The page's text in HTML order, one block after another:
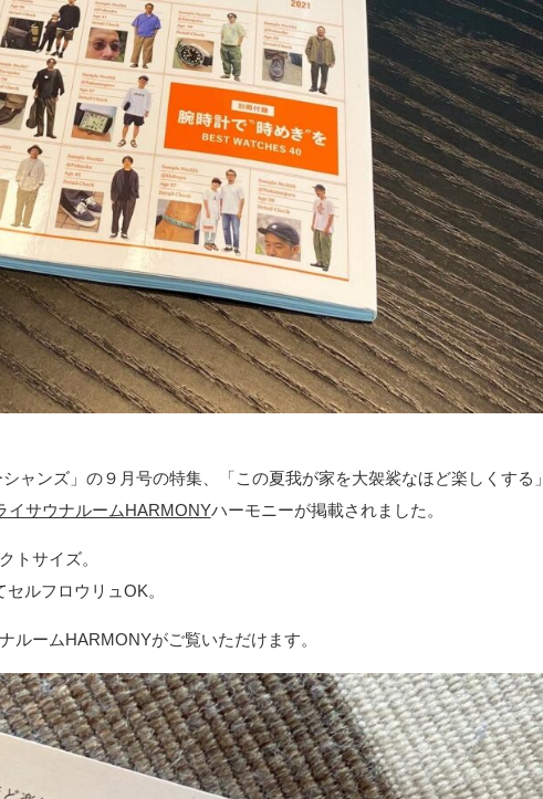
ャンズ」の９月号の特集、「この夏我が家を大袈裟なほど楽しくする」
イサウナルームHARMONYハーモニーが掲載されました。
トサイズ。
ルフロウリュOK。
ルームHARMONYがご覧いただけます。